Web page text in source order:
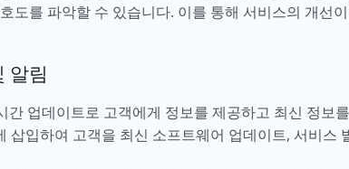
도를 파악할 수 있습니다. 이를 통해 서비스의 개선
알림
간 업데이트로 고객에게 정보를 제공하고 최신 정보
삽입하여 고객을 최신 소프트웨어 업데이트, 서비스